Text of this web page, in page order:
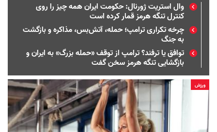
وال استریت ژورنال: حکومت ایران همه چیز را روی
کنترل تنگه هرمز قمار کرده است
چرخه تکراری ترامپ؛ حمله، آتش‌بس، مذاکره و بازگشت
به جنگ
توافق یا ترفند؟ ترامپ از توقف «حمله بزرگ» به ایران و
بازگشایی تنگه هرمز سخن گفت
ورزش